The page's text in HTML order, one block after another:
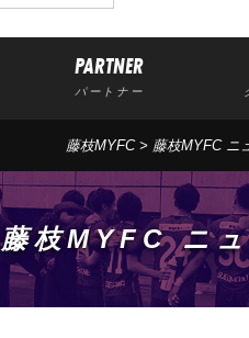
PARTNER
パートナー
藤枝MYFC> 藤枝MYFC ニ
藤枝MYFC ニ